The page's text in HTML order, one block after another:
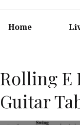
Home
Rolling E
Guitar